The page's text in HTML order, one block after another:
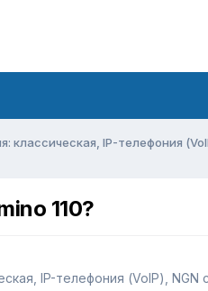
классическая, IP-телефония
110?
IP-телефония (VoIP), NGN